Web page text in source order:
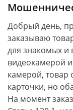
Добрый день,
заказываю
для знакомых и
видеокамерой
камерой, товар
карточки, но
На момент